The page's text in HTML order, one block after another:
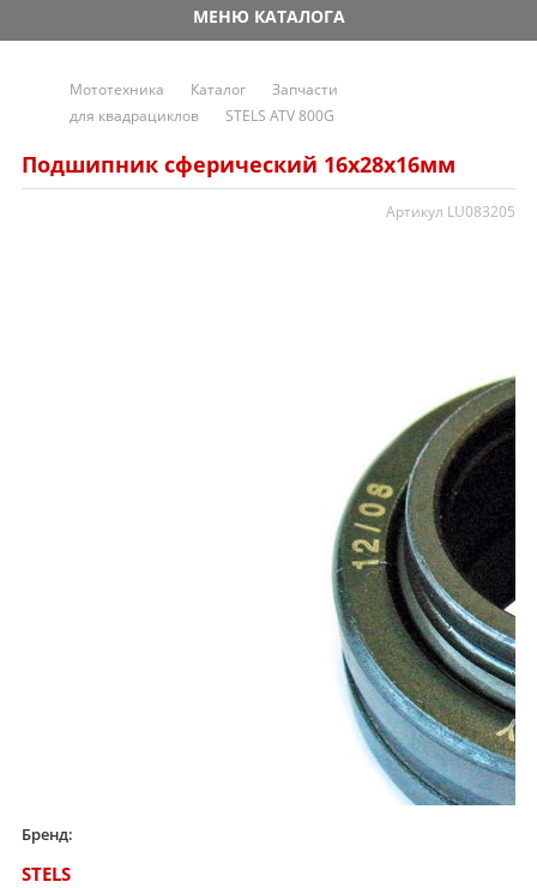
МЕНЮ КАТАЛОГА
Мототехника Каталог
Запчасти
для квадрациклов
STELS ATV 800G
Подшипник сферический 16х28х16мм
Артикул LU083205
Бренд:
STELS